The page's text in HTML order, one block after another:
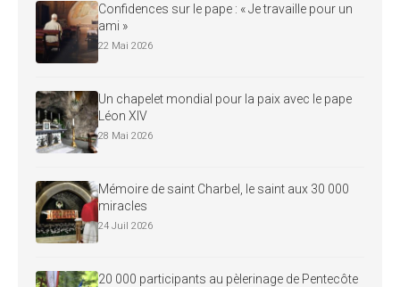
Confidences sur le pape : « Je travaille pour un
ami »
22 Mai 2026
Un chapelet mondial pour la paix avec le pape
Léon XIV
28 Mai 2026
Mémoire de saint Charbel, le saint aux 30 000
miracles
24 Juil 2026
20 000 participants au pèlerinage de Pentecôte